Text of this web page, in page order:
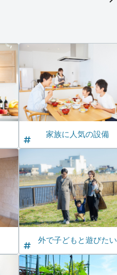
家族に人気の設備
外で子どもと遊びたい